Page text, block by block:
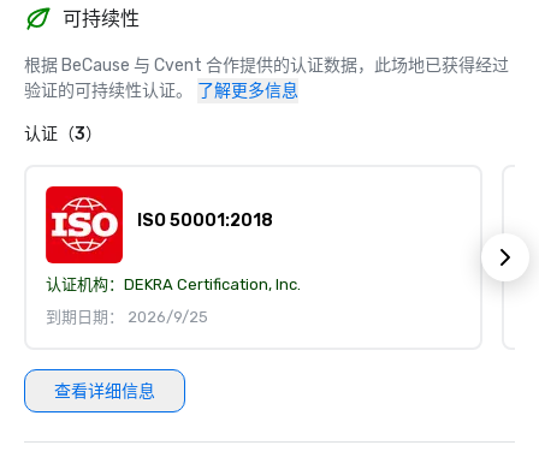
可持续性
根据 BeCause 与 Cvent 合作提供的认证数据，此场地已获得经过
验证的可持续性认证。
了解更多信息
认证（3）
ISO 50001:2018
认证机构： DEKRA Certification, Inc.
到期日期： 2026/9/25
查看详细信息